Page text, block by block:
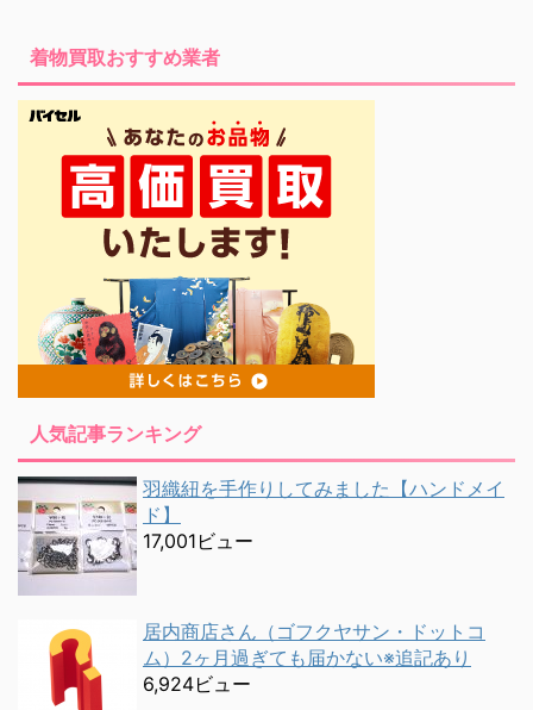
着物買取おすすめ業者
人気記事ランキング
羽織紐を手作りしてみました【ハンドメイ
ド】
17,001ビュー
居内商店さん（ゴフクヤサン・ドットコ
ム）2ヶ月過ぎても届かない※追記あり
6,924ビュー